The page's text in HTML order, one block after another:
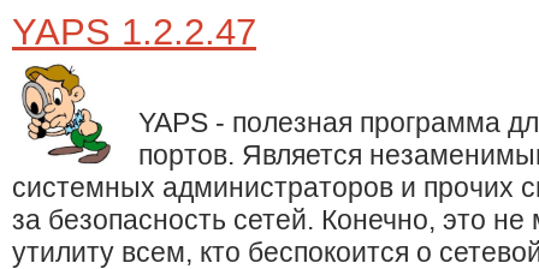
YAPS 1.2.2.47
YAPS - полезная программа
портов. Является
системных администраторов и прочих
за безопасность сетей. Конечно, это
утилиту всем, кто беспокоится о